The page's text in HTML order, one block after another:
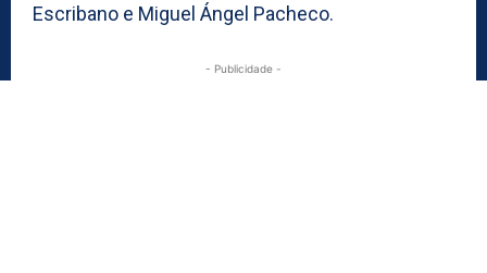
Escribano e Miguel Ángel Pacheco.
- Publicidade -